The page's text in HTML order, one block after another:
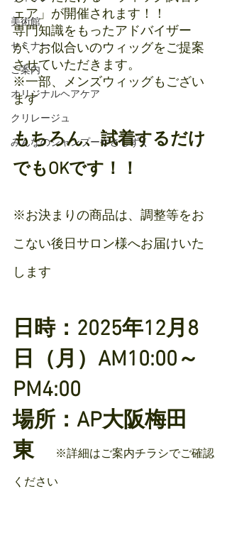
美術館
セミナー
ご案内
オリジナルヘアケア
クリレージュ
みんなのシャンプーやさしずく
ェア」が開催されます！！
専門知識をもったアドバイザー
が、お似合いのウィッグをご提案
させていただきます。
※一部、メンズウィッグもござい
ます
もちろん、試着するだけ
でもOKです！！
※お決まりの商品は、調整等をお
こない後日サロン様へお届けいた
します
日時：2025年12月8
日（月）AM10:00～
PM4:00
場所：AP大阪梅田
東
※詳細はご案内チラシでご確認
ください